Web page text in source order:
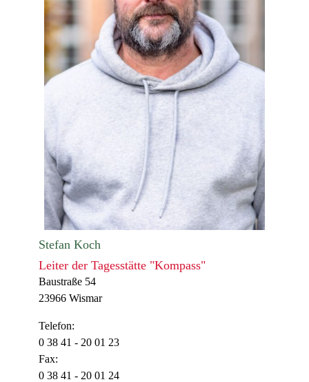
Stefan Koch
Leiter der Tagesstätte "Kompass"
Baustraße 54
23966 Wismar
Telefon:
0 38 41 - 20 01 23
Fax:
0 38 41 - 20 01 24